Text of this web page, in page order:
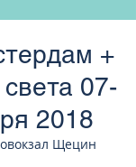
+
07-
2018
Щецин